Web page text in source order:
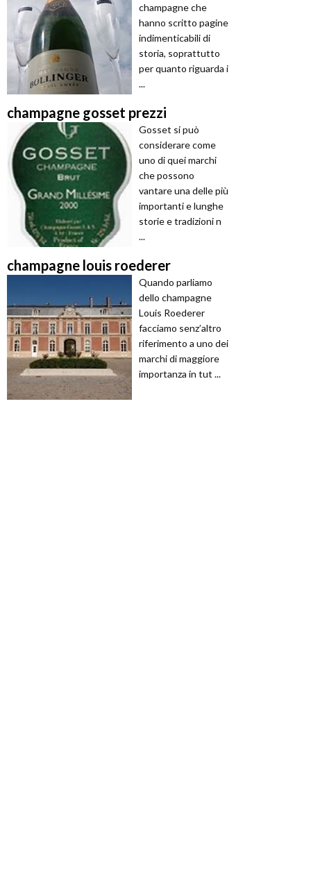
champagne che
hanno scritto pagine
indimenticabili di
storia, soprattutto
per quanto riguarda i
...
champagne gosset prezzi
Gosset si può
considerare come
uno di quei marchi
che possono
vantare una delle più
importanti e lunghe
storie e tradizioni n
...
champagne louis roederer
Quando parliamo
dello champagne
Louis Roederer
facciamo senz’altro
riferimento a uno dei
marchi di maggiore
importanza in tut ...